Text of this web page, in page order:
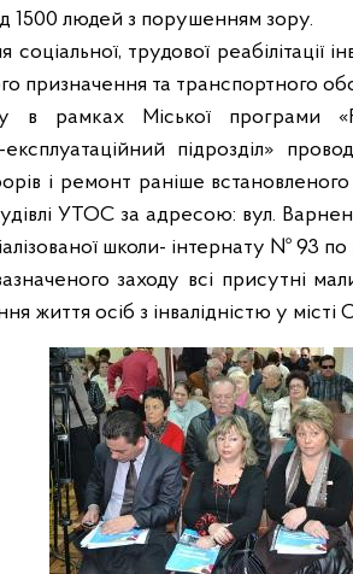
1500 людей з порушенням зору.
соціальної, трудової реабілітації
призначення та транспортного
рамках Міської програми
підрозділ»
і ремонт раніше
УТОС за адресою: вул.
школи- інтернату № 93
заходу всі присутні
життя осіб з інвалідністю у місті